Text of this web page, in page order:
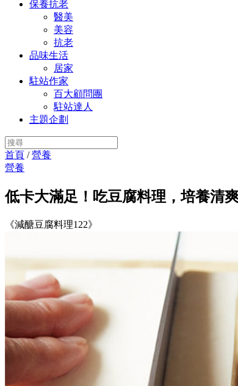
保養抗老
醫美
美容
抗老
品味生活
居家
駐站作家
百大顧問團
駐站達人
主題企劃
首頁 /營養
營養
低卡大滿足！吃豆腐料理，培養清
《減醣豆腐料理122》